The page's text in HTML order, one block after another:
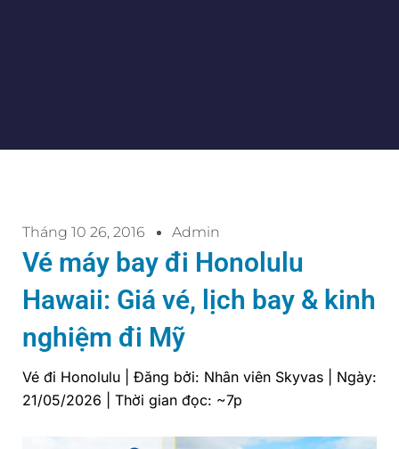
Tháng 10 26, 2016 Admin
Vé máy bay đi Honolulu
Hawaii: Giá vé, lịch bay & kinh
nghiệm đi Mỹ
Vé đi Honolulu | Đăng bởi: Nhân viên Skyvas | Ngày:
21/05/2026 | Thời gian đọc: ~7p